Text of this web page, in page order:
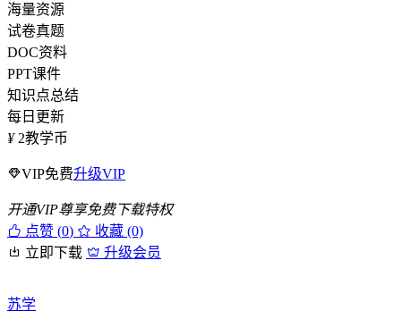
海量资源
试卷真题
DOC资料
PPT课件
知识点总结
每日更新
¥ 2教学币
VIP免费升级VIP
开通VIP尊享免费下载特权
点赞 (0)
收藏 (0)
立即下载
升级会员
苏学